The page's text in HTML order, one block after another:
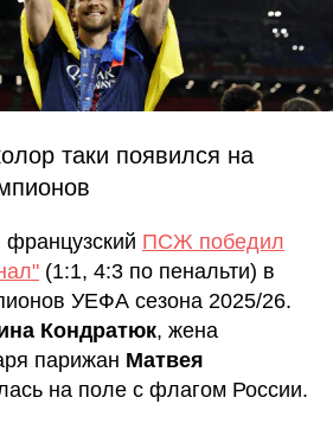
таки появился на
французский ПСЖ победил
(1:1, 4:3 по пенальти) в
УЕФА сезона 2025/26.
Кондратюк, жена
парижан Матвея
на поле с флагом России.